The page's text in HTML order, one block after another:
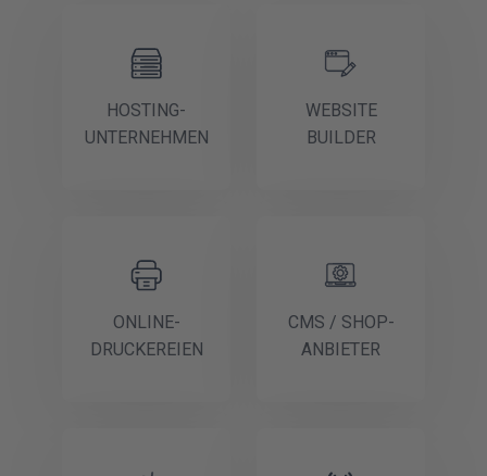
HOSTING-
UNTERNEHMEN
WEBSITE
BUILDER
ONLINE-
DRUCKEREIEN
CMS / SHOP-
ANBIETER